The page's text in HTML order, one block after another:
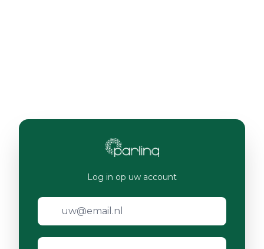
Log in op uw account